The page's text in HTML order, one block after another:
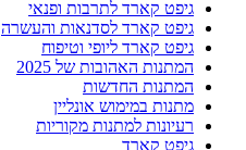
גיפט קארד לתרבות ופנאי
גיפט קארד לסדנאות והעשרה
גיפט קארד ליופי וטיפוח
המתנות האהובות של 2025
המתנות החדשות
מתנות במימוש אונליין
רעיונות למתנות מקוריות
גיפט קארד